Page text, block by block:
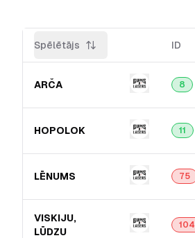
Spēlētājs ID
ARČA 8
HOPOLOK 11
LĒNUMS 75
VISKIJU,
LŪDZU
104